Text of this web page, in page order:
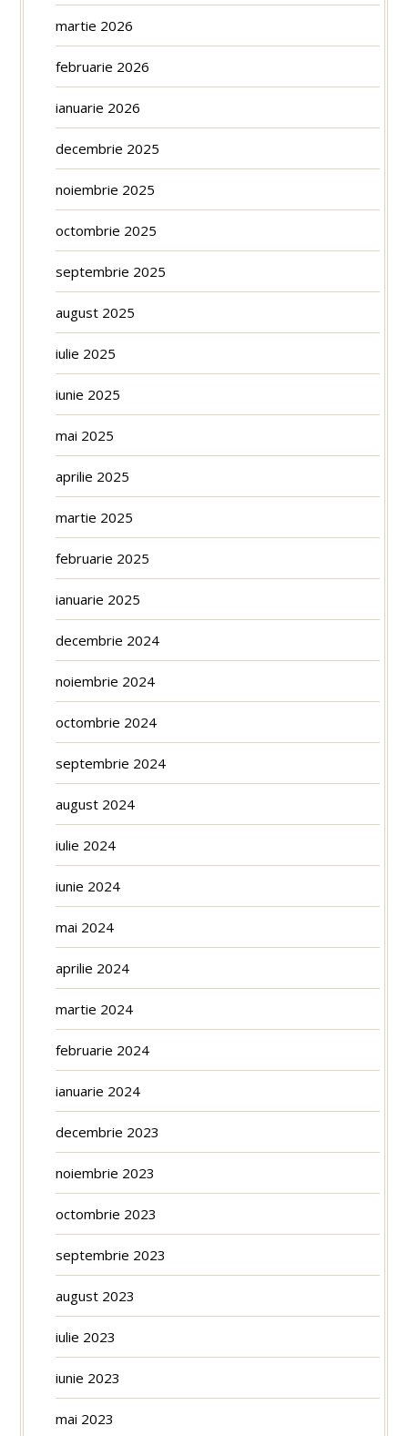
martie 2026
februarie 2026
ianuarie 2026
decembrie 2025
noiembrie 2025
octombrie 2025
septembrie 2025
august 2025
iulie 2025
iunie 2025
mai 2025
aprilie 2025
martie 2025
februarie 2025
ianuarie 2025
decembrie 2024
noiembrie 2024
octombrie 2024
septembrie 2024
august 2024
iulie 2024
iunie 2024
mai 2024
aprilie 2024
martie 2024
februarie 2024
ianuarie 2024
decembrie 2023
noiembrie 2023
octombrie 2023
septembrie 2023
august 2023
iulie 2023
iunie 2023
mai 2023